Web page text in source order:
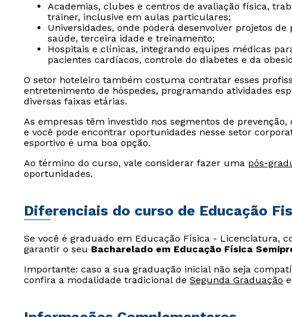
Academias, clubes e centros de avaliação física,
trainer, inclusive em aulas particulares;
Universidades, onde poderá desenvolver projetos
saúde, terceira idade e treinamento;
Hospitais e clínicas, integrando equipes médicas
pacientes cardíacos, controle do diabetes e da
O setor hoteleiro também costuma contratar esses
entretenimento de hóspedes, programando atividades
diversas faixas etárias.
As empresas têm investido nos segmentos de
e você pode encontrar oportunidades nesse setor
esportivo é uma boa opção.
Ao término do curso, vale considerar fazer uma pós-
oportunidades.
Diferenciais do curso de Educação
Se você é graduado em Educação Física - Licenciatura,
garantir o seu Bacharelado em Educação Física
Importante: caso a sua graduação inicial não seja
confira a modalidade tradicional de Segunda Graduação